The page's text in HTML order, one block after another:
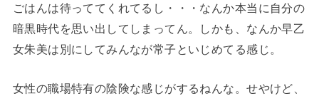
ごはんは待っててくれてるし・・・なんか本当に自分の
暗黒時代を思い出してしまってん。しかも、なんか早乙
女朱美は別にしてみんなが常子といじめてる感じ。
女性の職場特有の陰険な感じがするねんな。せやけど、